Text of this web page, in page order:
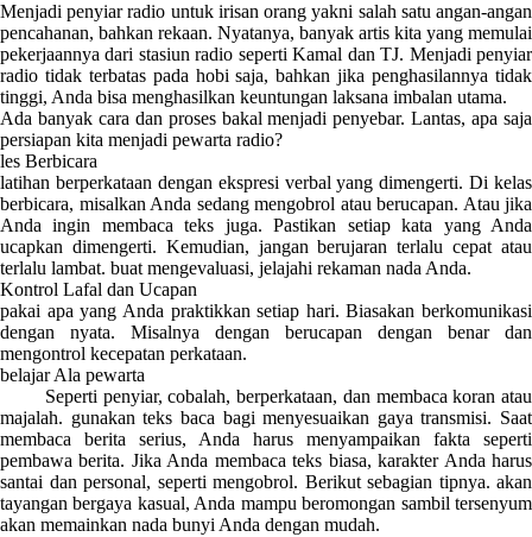
Menjadi penyiar radio untuk irisan orang yakni salah satu angan-angan
pencahanan, bahkan rekaan. Nyatanya, banyak artis kita yang memulai
pekerjaannya dari stasiun radio seperti Kamal dan TJ. Menjadi penyiar
radio tidak terbatas pada hobi saja, bahkan jika penghasilannya tidak
tinggi, Anda bisa menghasilkan keuntungan laksana imbalan utama.
Ada banyak cara dan proses bakal menjadi penyebar. Lantas, apa saja
persiapan kita menjadi pewarta radio?
les Berbicara
latihan berperkataan dengan ekspresi verbal yang dimengerti. Di kelas
berbicara, misalkan Anda sedang mengobrol atau berucapan. Atau jika
Anda ingin membaca teks juga. Pastikan setiap kata yang Anda
ucapkan dimengerti. Kemudian, jangan berujaran terlalu cepat atau
terlalu lambat. buat mengevaluasi, jelajahi rekaman nada Anda.
Kontrol Lafal dan Ucapan
pakai apa yang Anda praktikkan setiap hari. Biasakan berkomunikasi
dengan nyata. Misalnya dengan berucapan dengan benar dan
mengontrol kecepatan perkataan.
belajar Ala pewarta
Seperti penyiar, cobalah, berperkataan, dan membaca koran atau
majalah. gunakan teks baca bagi menyesuaikan gaya transmisi. Saat
membaca berita serius, Anda harus menyampaikan fakta seperti
pembawa berita. Jika Anda membaca teks biasa, karakter Anda harus
santai dan personal, seperti mengobrol. Berikut sebagian tipnya. akan
tayangan bergaya kasual, Anda mampu beromongan sambil tersenyum
akan memainkan nada bunyi Anda dengan mudah.